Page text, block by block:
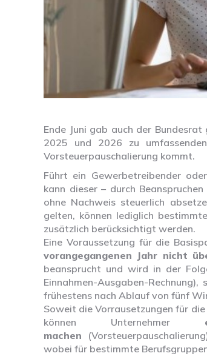
Ende Juni gab auch der
2025 und 2026 zu
Vorsteuerpauschalierung kommt.
Führt ein Gewerbetreibender
kann dieser – durch
ohne Nachweis steuerlich
gelten, können lediglich
zusätzlich berücksichtigt werden.
Eine Voraussetzung für die
vorangegangenen Jahr nicht
beansprucht und wird in der
Einnahmen-Ausgaben-
frühestens nach Ablauf von fünf
Soweit die Vorrausetzungen für
können Unternehmer
machen
wobei für bestimmte